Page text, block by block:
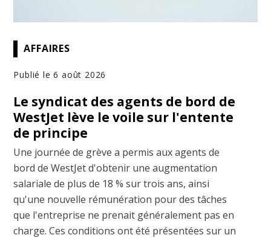
AFFAIRES
Publié le 6 août 2026
Le syndicat des agents de bord de
WestJet lève le voile sur l'entente
de principe
Une journée de grève a permis aux agents de
bord de WestJet d'obtenir une augmentation
salariale de plus de 18 % sur trois ans, ainsi
qu'une nouvelle rémunération pour des tâches
que l'entreprise ne prenait généralement pas en
charge. Ces conditions ont été présentées sur un